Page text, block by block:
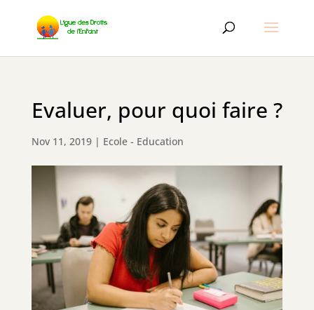
Evaluer, pour quoi faire ?
Nov 11, 2019| Ecole - Education